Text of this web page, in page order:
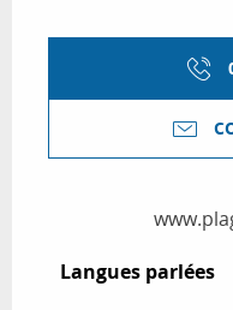
Langues parlées
Langues parlées